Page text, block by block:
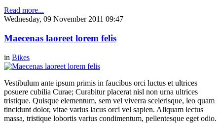
Read more...
Wednesday, 09 November 2011 09:47
Maecenas laoreet lorem felis
in Bikes
Vestibulum ante ipsum primis in faucibus orci luctus et ultrices
posuere cubilia Curae; Curabitur placerat nisl non urna ultrices
tristique. Quisque elementum, sem vel viverra scelerisque, leo quam
tincidunt dolor, vitae varius lacus orci vel sapien. Aliquam lectus
massa, tristique lobortis varius condimentum, pellentesque eget odio.